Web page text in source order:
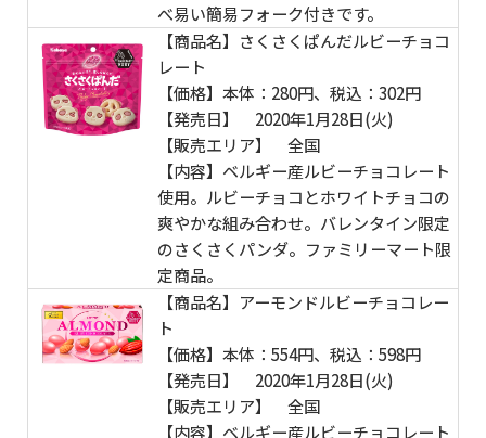
べ易い簡易フォーク付きです。
【商品名】さくさくぱんだルビーチョコ
レート
【価格】本体：280円、税込：302円
【発売日】 2020年1月28日(火)
【販売エリア】 全国
【内容】ベルギー産ルビーチョコレート
使用。ルビーチョコとホワイトチョコの
爽やかな組み合わせ。バレンタイン限定
のさくさくパンダ。ファミリーマート限
定商品。
【商品名】アーモンドルビーチョコレー
ト
【価格】本体：554円、税込：598円
【発売日】 2020年1月28日(火)
【販売エリア】 全国
【内容】ベルギー産ルビーチョコレート